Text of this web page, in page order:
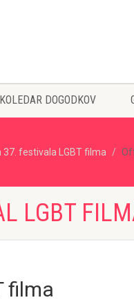
KOLEDAR DOGODKOV
37. festivala LGBT filma
LGBT
filma